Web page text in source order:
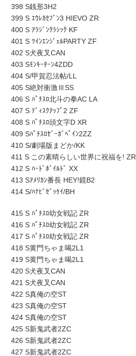
398 S銭形3H2
399 S ｴｳﾚｶｾﾌﾞﾝ3 HIEVO ZR
400 S ｱﾗｼﾞﾝｸﾗｼｯｸ KF
401 S ﾂｲﾝｴﾝｼﾞｪﾙPARTY ZF
402 S犬夜叉CAN
403 Sﾓﾝｷｰﾀｰﾝ4ZDD
404 S/甲賀忍法帖/LL
405 S絶対衝激ⅢSS
406 S ﾊﾟﾁｽﾛ北斗の拳AC LA
407 S ﾃﾞｨｽｸｱｯﾌﾟ2 ZF
408 S ﾊﾟﾁｽﾛ頭文字D XR
409 Sﾊﾟﾁｽﾛｾﾞｰｶﾞﾍﾟｲﾝ2ZZ
410 S/劇場版まどか/KK
411 S この素晴らしい世界に祝福を! ZR
412 S ﾊｰﾄﾞﾎﾞｲﾙﾄﾞ XX
413 Sｱﾒﾘｶﾝ番長 HEY!鏡B2
414 S/ﾊﾅﾋﾞｾﾞｯｹｲ/BH
415 S ﾊﾟﾁｽﾛ幼女戦記 ZR
416 S ﾊﾟﾁｽﾛ幼女戦記 ZR
417 S ﾊﾟﾁｽﾛ幼女戦記 ZR
418 S黄門ちゃま喝2L1
419 S黄門ちゃま喝2L1
420 S犬夜叉CAN
421 S犬夜叉CAN
422 S真俺の空ST
423 S真俺の空ST
424 S真俺の空ST
425 S新鬼武者2ZC
426 S新鬼武者2ZC
427 S新鬼武者2ZC